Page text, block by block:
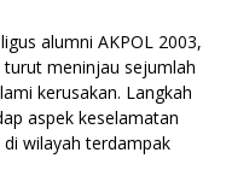
alumni AKPOL 2003,
turut meninjau sejumlah
kerusakan. Langkah
aspek keselamatan
wilayah terdampak